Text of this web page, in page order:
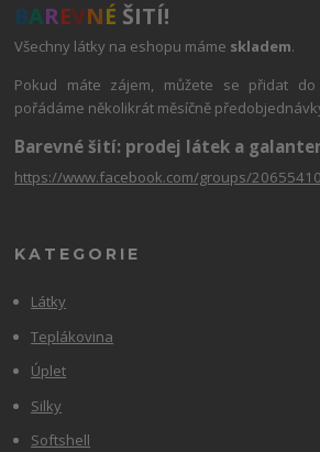
BAREVNÉ ŠITÍ!
Všechny látky na eshopu máme skladem.
Pokud máte zájem, můžete se přidat
pořádáme několikrát měsíčně
Barevné šití: prodej látek a
https://www.facebook.com/groups/
KATEGORIE
Látky
Teplákovina
Úplet
Silky
Softshell